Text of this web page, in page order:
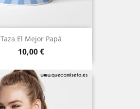
Taza El Mejor Papá
Precio
10,00 €